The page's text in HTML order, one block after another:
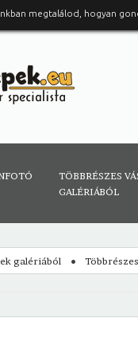
TÖBBRÉSZES
GALÉRIÁBÓL
megtalálod, hogyan
galériából